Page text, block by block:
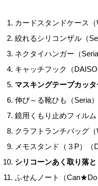
カードスタンドケース（
絞れるシリコンザル（
ネクタイハンガー（Seria
キャッチフック（DAISO
マスキングテープカッ
伸び～る靴ひも（Seria）
鏡用くもり止めフィルム
クラフトランチバッグ（
メモスタンド（３P）（
シリコーンあく取り落
ふせんノート（Can★Do